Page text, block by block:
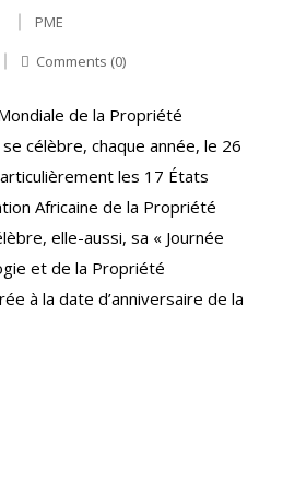
PME
Comments (0)
de la Propriété
célèbre, chaque année, le 26
les 17 États
Africaine de la Propriété
elle-aussi, sa « Journée
et de la Propriété
à la date d’anniversaire de la